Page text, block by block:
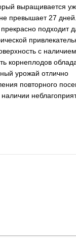
выращивается
превышает 27 дней.
подходит
с наличием
корнеплодов
урожай отлично
повторного